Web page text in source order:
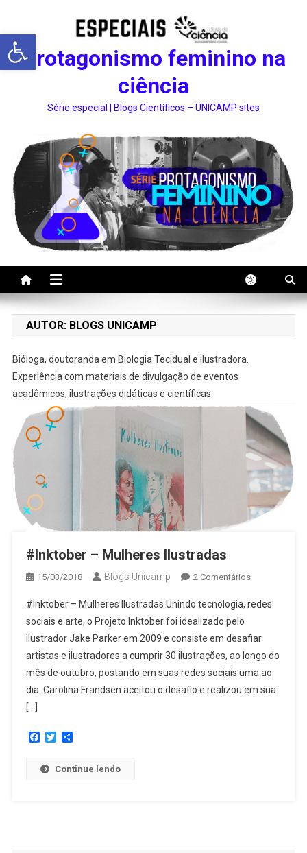
Abrir a barra de ferramentas
Protagonismo feminino na
ciência
Série especial | Blogs Científicos – UNICAMP sites
AUTOR: BLOGS UNICAMP
Bióloga, doutoranda em Biologia Tecidual e ilustradora.
Experiência com materiais de divulgação de eventos
acadêmicos, ilustrações didáticas e científicas.
#Inktober – Mulheres Ilustradas
15/03/2018 Blogs Unicamp 2 Comentários
#Inktober – Mulheres Ilustradas Unindo tecnologia, redes
sociais e arte, o Projeto Inktober foi idealizado pelo
ilustrador Jake Parker em 2009 e consiste em desafiar
artistas e ilustradores a cumprir 30 ilustrações, ao longo do
mês de outubro, postando em suas redes sociais uma ao
dia. Carolina Frandsen aceitou o desafio e realizou em sua
[…]
Facebook
TwitterShare
Continue lendo